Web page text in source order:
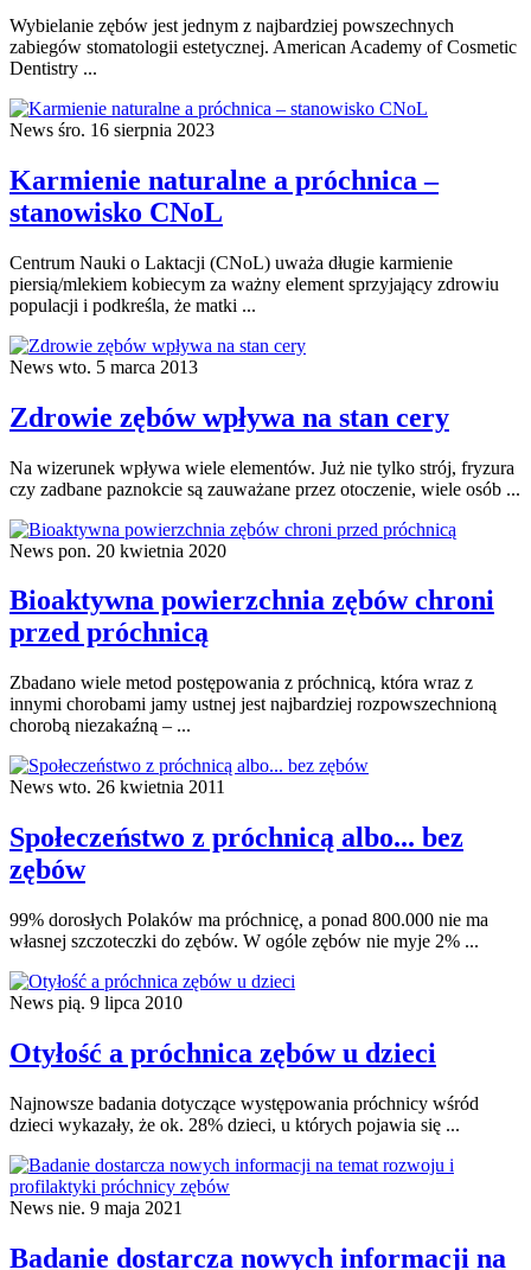
Wybielanie zębów jest jednym z najbardziej powszechnych
zabiegów stomatologii estetycznej. American Academy of Cosmetic
Dentistry ...
News śro. 16 sierpnia 2023
Karmienie naturalne a próchnica –
stanowisko CNoL
Centrum Nauki o Laktacji (CNoL) uważa długie karmienie
piersią/mlekiem kobiecym za ważny element sprzyjający zdrowiu
populacji i podkreśla, że matki ...
News wto. 5 marca 2013
Zdrowie zębów wpływa na stan cery
Na wizerunek wpływa wiele elementów. Już nie tylko strój, fryzura
czy zadbane paznokcie są zauważane przez otoczenie, wiele osób ...
News pon. 20 kwietnia 2020
Bioaktywna powierzchnia zębów chroni
przed próchnicą
Zbadano wiele metod postępowania z próchnicą, która wraz z
innymi chorobami jamy ustnej jest najbardziej rozpowszechnioną
chorobą niezakaźną – ...
News wto. 26 kwietnia 2011
Społeczeństwo z próchnicą albo... bez
zębów
99% dorosłych Polaków ma próchnicę, a ponad 800.000 nie ma
własnej szczoteczki do zębów. W ogóle zębów nie myje 2% ...
News pią. 9 lipca 2010
Otyłość a próchnica zębów u dzieci
Najnowsze badania dotyczące występowania próchnicy wśród
dzieci wykazały, że ok. 28% dzieci, u których pojawia się ...
News nie. 9 maja 2021
Badanie dostarcza nowych informacji na